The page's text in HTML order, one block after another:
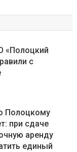
«Полоцкий
с
Полоцкому
при сдаче
аренду
единый